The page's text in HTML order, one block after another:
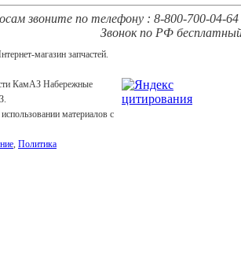
звоните по телефону : 8-800-700-04-64
Звонок по РФ
магазин запчастей.
КамАЗ Набережные
материалов с
, Политика